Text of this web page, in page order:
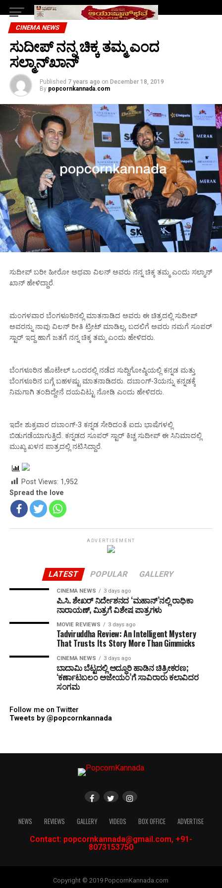
CINEMA NEWS
ಸುದೀಪ್‌ ನನ್ನ ಚಿಕ್ಕ ತಮ್ಮ ಎಂದ
ಸಲ್ಮಾನ್‌ಖಾನ್
Published 7 years ago on December 18, 2019
By popcornkannada.com
ಸುದೀಪ್‌ ಬರೀ ಹೀರೋ ಅಥವಾ ವಿಲನ್‌ ಅವರು ನನ್ನ ಚಿಕ್ಕ ತಮ್ಮ ಎಂದು ಸಲ್ಮಾನ್‌
ಖಾನ್‌ ಹೇಳಿದ್ದಾರೆ.
ಮಂಗಳವಾರ ಬೆಂಗಳೂರಿನಲ್ಲಿ ಮಾತನಾಡಿದ ಅವರು ಈ ಚಿತ್ರದಲ್ಲಿ ಸುದೀಪ್‌
ಅವರನ್ನು ನಾವು ವಿಲನ್‌ ರೀತಿ ಟ್ರೀಟ್‌ ಮಾಡಿಲ್ಲ, ಬದಲಿಗೆ ಅವರು ನಮಗೆ ಸೂಪರ್‌
ಸ್ಟಾರ್‌ ಇದ್ದ ಹಾಗೆ ಜತಗೆ ನನ್ನ ಚಿಕ್ಕ ತಮ್ಮ ಎಂದು ಹೇಳಿದರು.
ಬೆಂಗಳೂರಿನ ಹೊಟೇಲ್‌ ಒಂದರಲ್ಲಿ ನಡೆದ ಸುದ್ದಿಗೋಷ್ಠಿಯಲ್ಲಿ ಕನ್ನಡ ಮತ್ತು
ಬೆಂಗಳೂರಿನ ಬಗ್ಗೆ ಬಹಳಷ್ಟು ಮಾತನಾಡಿದರು. ದಬಾಂಗ್‌-3ಯನ್ನು ಕನ್ನಡಕ್ಕೆ
ನಿಮಗಾಗಿ ತಂದಿದ್ದೇನೆ ದಯವಿಟ್ಟು ನೋಡಿ ಎಂದು ಹೇಳಿದರು.
ಇದೇ ಶುಕ್ರವಾರ ದಬಾಂಗ್‌-3 ಕನ್ನಡ ಸೇರಿದಂತೆ ಐದು ಭಾಷೆಗಳಲ್ಲಿ
ಬಿಡುಗಡೆಯಾಗುತ್ತಿದೆ. ಕನ್ನಡದ ಸೂಪರ್‌ ಸ್ಟಾರ್‌ ಕಿಚ್ಚ ಸುದೀಪ್‌ ಈ ಸಿನಿಮಾದಲ್ಲಿ
ಮುಖ್ಯ ಖಳನ ಪಾತ್ರದಲ್ಲಿ ನಟಿಸಿದ್ದಾರೆ.
Post Views: 1,952
Spread the love
ADVERTISEMENT
LATEST POPULAR GALLERY
CINEMA NEWS 3 days ago
ಪಿ.ಸಿ. ಶೇಖರ್ ನಿರ್ದೇಶನದ ‘ಮಹಾನ್’ನಲ್ಲಿ ರಾಧಿಕಾ
ನಾರಾಯಣ್, ಮಿತ್ರಗೆ ವಿಶೇಷ ಪಾತ್ರಗಳು
MOVIE REVIEWS 3 days ago
Tadviruddha Review: An Intelligent Mystery
That Trusts Its Story More Than Gimmicks
CINEMA NEWS 3 days ago
ಬಾದಾಮಿ ಬೆಟ್ಟದಲ್ಲಿ ಅದ್ಧೂರಿ ಹಾಡಿನ ಚಿತ್ರೀಕರಣ;
‘ಕರ್ಣಾಟಬಲಂ ಅಜೇಯಂ’ಗೆ ಸಾವಿರಾರು ಕಲಾವಿದರ
ಸಂಗಮ
Follow me on Twitter
Tweets by @popcornkannada
NEWS REVIEWS GALLERY VIDEOS BOX OFFICE
ADVERTISE
Contact: popcornkannada@gmail.com, +91-
8073153750
Copyright © 2019 PopcornKannada.com